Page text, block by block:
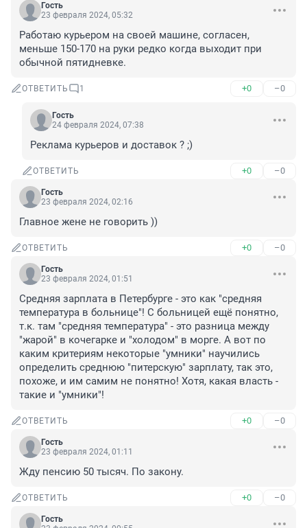
Гость
23 февраля 2024, 05:32
Работаю курьером на своей машине, согласен,
меньше 150-170 на руки редко когда выходит при
обычной пятидневке.
ОТВЕТИТЬ 1 +0 –0
Гость
24 февраля 2024, 07:38
Реклама курьеров и доставок ? ;)
ОТВЕТИТЬ +0 –0
Гость
23 февраля 2024, 02:16
Главное жене не говорить ))
ОТВЕТИТЬ +0 –0
Гость
23 февраля 2024, 01:51
Средняя зарплата в Петербурге - это как "средняя
температура в больнице"! С больницей ещё понятно,
т.к. там "средняя температура" - это разница между
"жарой" в кочегарке и "холодом" в морге. А вот по
каким критериям некоторые "умники" научились
определить среднюю "питерскую" зарплату, так это,
похоже, и им самим не понятно! Хотя, какая власть -
такие и "умники"!
ОТВЕТИТЬ +0 –0
Гость
23 февраля 2024, 01:11
Жду пенсию 50 тысяч. По закону.
ОТВЕТИТЬ +0 –0
Гость